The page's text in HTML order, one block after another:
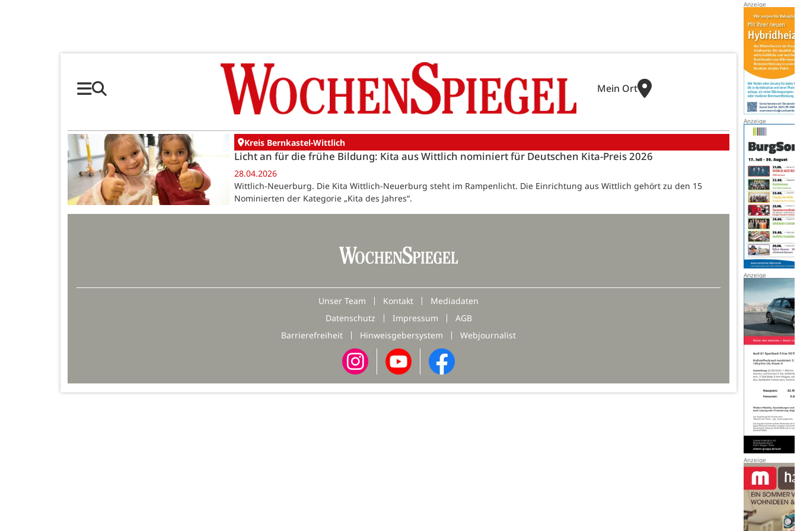
Mein Ort
Kreis Bernkastel-Wittlich
Licht an für die frühe Bildung: Kita aus Wittlich nominiert für Deutschen Kita-Preis 2026
28.04.2026
Wittlich-Neuerburg. Die Kita Wittlich-Neuerburg steht im Rampenlicht. Die Einrichtung aus Wittlich gehört zu den 15
Nominierten der Kategorie „Kita des Jahres“.
Unser Team Kontakt
Mediadaten
Datenschutz
Impressum
AGB
Barrierefreiheit
Hinweisgebersystem Webjournalist